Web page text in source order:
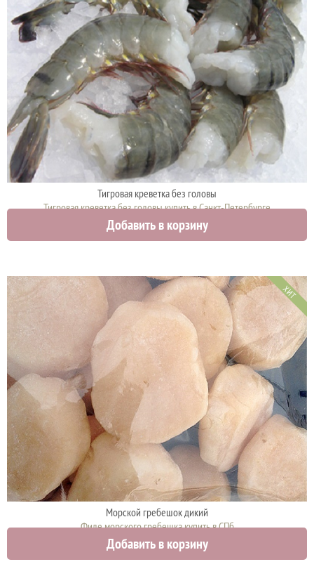
Тигровая креветка без головы
Тигровая креветка без головы купить в Санкт-Петербурге
1740 руб.
Добавить в корзину
ХИТ
Морской гребешок дикий
Филе морского гребешка купить в СПб
2790 руб.
Добавить в корзину